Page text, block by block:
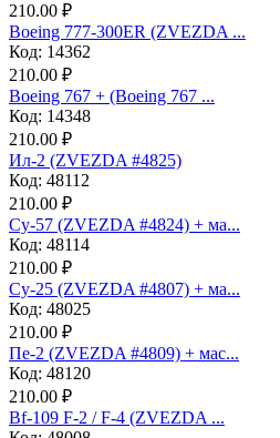
210.00 ₽
Boeing 777-300ER (ZVEZDA ...
Код: 14362
210.00 ₽
Boeing 767 + (Boeing 767 ...
Код: 14348
210.00 ₽
Ил-2 (ZVEZDA #4825)
Код: 48112
210.00 ₽
Су-57 (ZVEZDA #4824) + ма...
Код: 48114
210.00 ₽
Су-25 (ZVEZDA #4807) + ма...
Код: 48025
210.00 ₽
Пе-2 (ZVEZDA #4809) + мас...
Код: 48120
210.00 ₽
Bf-109 F-2 / F-4 (ZVEZDA ...